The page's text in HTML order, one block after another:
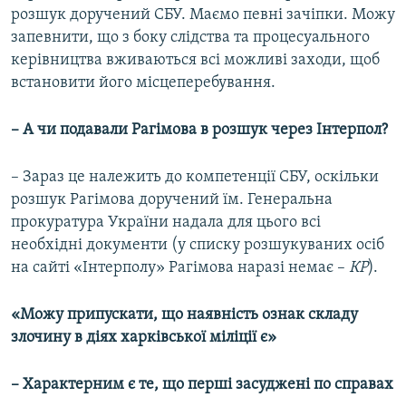
розшук доручений СБУ. Маємо певні зачіпки. Можу
запевнити, що з боку слідства та процесуального
керівництва вживаються всі можливі заходи, щоб
встановити його місцеперебування.
– А чи подавали Рагімова в розшук через Інтерпол?
– Зараз це належить до компетенції СБУ, оскільки
розшук Рагімова доручений їм. Генеральна
прокуратура України надала для цього всі
необхідні документи (у списку розшукуваних осіб
на сайті «Інтерполу» Рагімова наразі немає – КР).
«Можу припускати, що наявність ознак складу
злочину в діях харківської міліції є»
– Характерним є те, що перші засуджені по справах